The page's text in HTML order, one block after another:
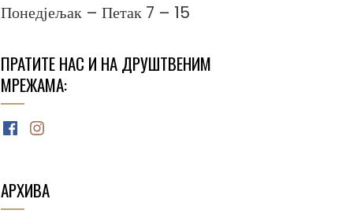
Понедјељак – Петак 7 – 15
ПРАТИТЕ НАС И НА ДРУШТВЕНИМ
МРЕЖАМА:
Facebook
Instagram
АРХИВА